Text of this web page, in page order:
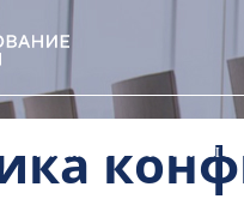
Проекты